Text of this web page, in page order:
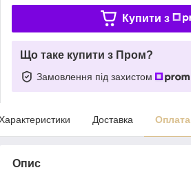
Купити з
Що таке купити з Пром?
Замовлення під захистом
Доставка Оплата
Опис